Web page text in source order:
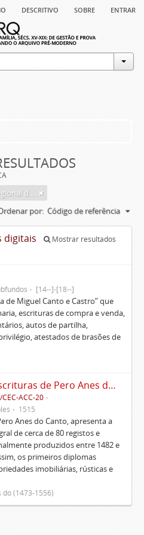
descritivo sobre entrar
Biblioteca Pública e Arquivo Regional de Ponta Delgada
por: Código de referência
digitais
Mostrar resultados
[14--]-[18--]
de Miguel Canto e Castro” que
escrituras de compra e venda,
autos de partilha,
atestados de brasões de
Tombo de Escrituras de Pero Anes do Canto
CEC-ACC-20
1515
Anes do Canto, apresenta a
de cerca de 80 registos e
produzidos entre 1482 e
os primeiros diplomas
imobiliárias, rústicas e
do (1473-1556)